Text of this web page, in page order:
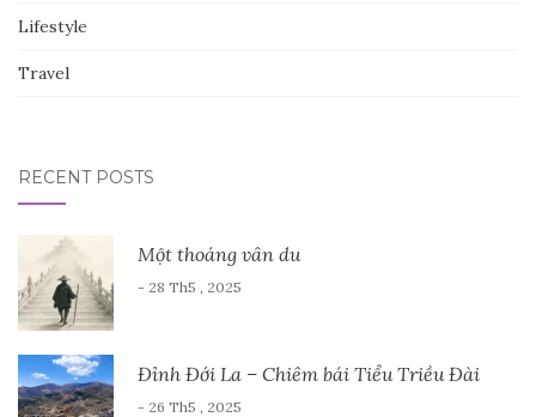
Lifestyle
Travel
RECENT POSTS
Một thoáng vân du
- 28 Th5 , 2025
Đỉnh Đới La – Chiêm bái Tiểu Triều Đài
- 26 Th5 , 2025